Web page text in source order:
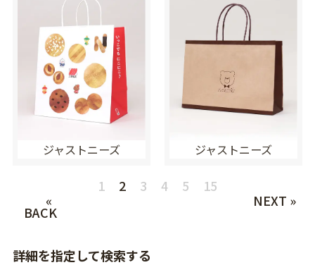
ジャストニーズ ジャストニーズ
«
BACK
1 2 3 4 5
15
NEXT »
詳細を指定して検索する